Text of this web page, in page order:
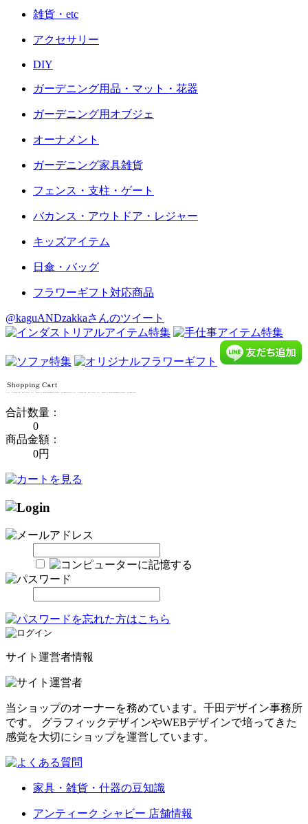
雑貨・etc
アクセサリー
DIY
ガーデニング用品・マット・花器
ガーデニング用オブジェ
オーナメント
ガーデニング家具雑貨
フェンス・支柱・ゲート
バカンス・アウトドア・レジャー
キッズアイテム
日傘・バッグ
フラワーギフト対応商品
@kaguANDzakkaさんのツイート
合計数量：
0
商品金額：
0円
サイト運営者情報
当ショップのオーナーを務めています。千田デザイン事務所
です。 グラフィックデザインやWEBデザインで培ってきた
感覚を大切にショップを運営しています。
家具・雑貨・什器の豆知識
アンティーク シャビー 店舗情報